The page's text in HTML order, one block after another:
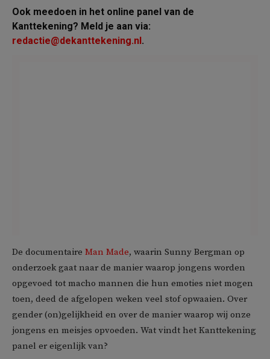
Ook meedoen in het online panel van de
Kanttekening? Meld je aan via:
redactie@dekanttekening.nl.
De documentaire Man Made, waarin Sunny Bergman op
onderzoek gaat naar de manier waarop jongens worden
opgevoed tot macho mannen die hun emoties niet mogen
toen, deed de afgelopen weken veel stof opwaaien. Over
gender (on)gelijkheid en over de manier waarop wij onze
jongens en meisjes opvoeden. Wat vindt het Kanttekening
panel er eigenlijk van?